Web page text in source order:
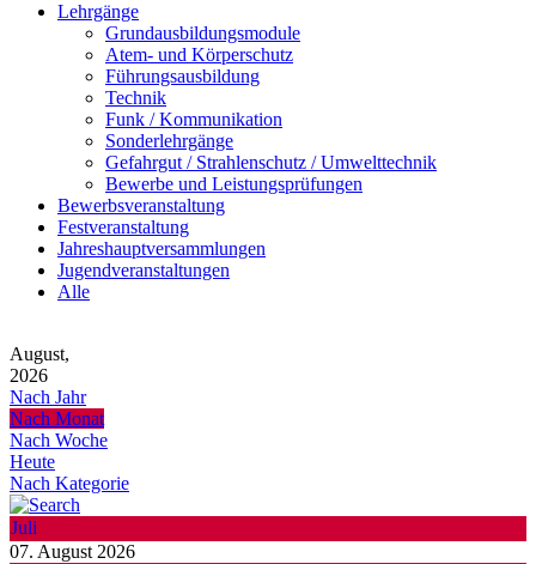
Lehrgänge
Grundausbildungsmodule
Atem- und Körperschutz
Führungsausbildung
Technik
Funk / Kommunikation
Sonderlehrgänge
Gefahrgut / Strahlenschutz / Umwelttechnik
Bewerbe und Leistungsprüfungen
Bewerbsveranstaltung
Festveranstaltung
Jahreshauptversammlungen
Jugendveranstaltungen
Alle
August,
2026
Nach Jahr
Nach Monat
Nach Woche
Heute
Nach Kategorie
Juli
07. August 2026